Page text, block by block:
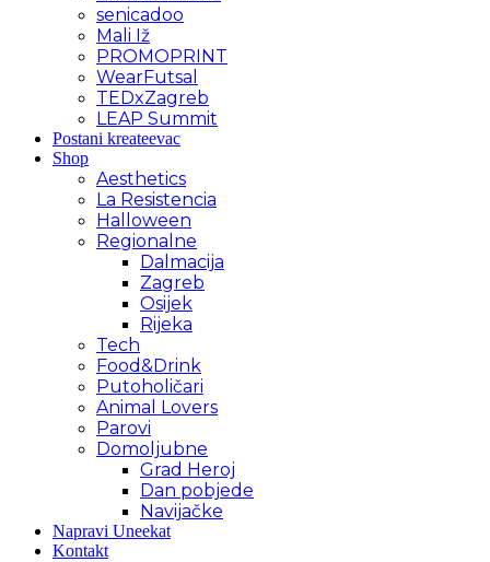
senicadoo
Mali Iž
PROMOPRINT
WearFutsal
TEDxZagreb
LEAP Summit
Postani kreateevac
Shop
Aesthetics
La Resistencia
Halloween
Regionalne
Dalmacija
Zagreb
Osijek
Rijeka
Tech
Food&Drink
Putoholičari
Animal Lovers
Parovi
Domoljubne
Grad Heroj
Dan pobjede
Navijačke
Napravi Uneekat
Kontakt